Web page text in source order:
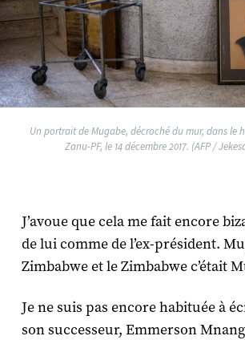
Un portrait de Mugabe, décroché du mur, dans le
Zanu-PF, le 14 décembre 2017. (AFP /
J’avoue que cela me fait encore
de lui comme de l’ex-président.
Zimbabwe et le Zimbabwe c’était
Je ne suis pas encore habituée à
son successeur, Emmerson